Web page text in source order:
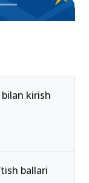
bilan kirish
ballari